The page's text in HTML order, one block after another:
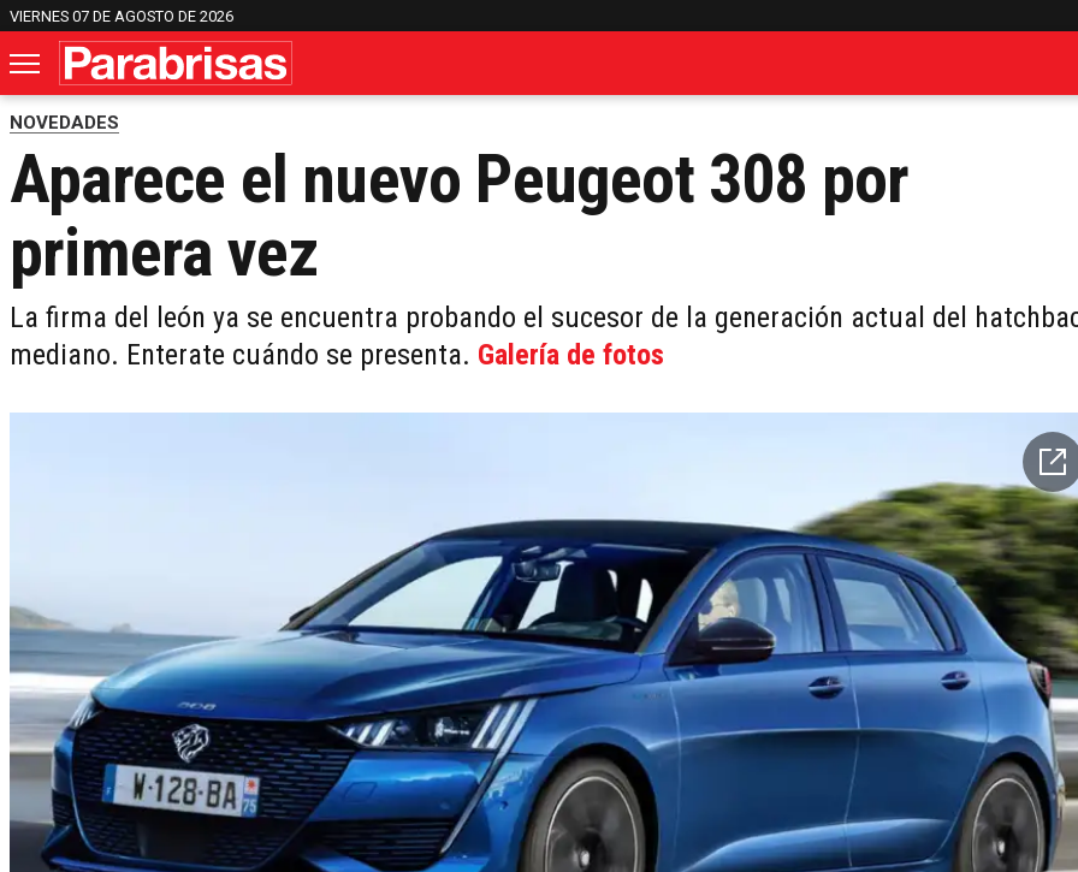
VIERNES 07 DE AGOSTO DE 2026
NOVEDADES
Aparece el nuevo Peugeot 308 por
primera vez
La firma del león ya se encuentra probando el sucesor de la generación actual del
mediano. Enterate cuándo se presenta. Galería de fotos